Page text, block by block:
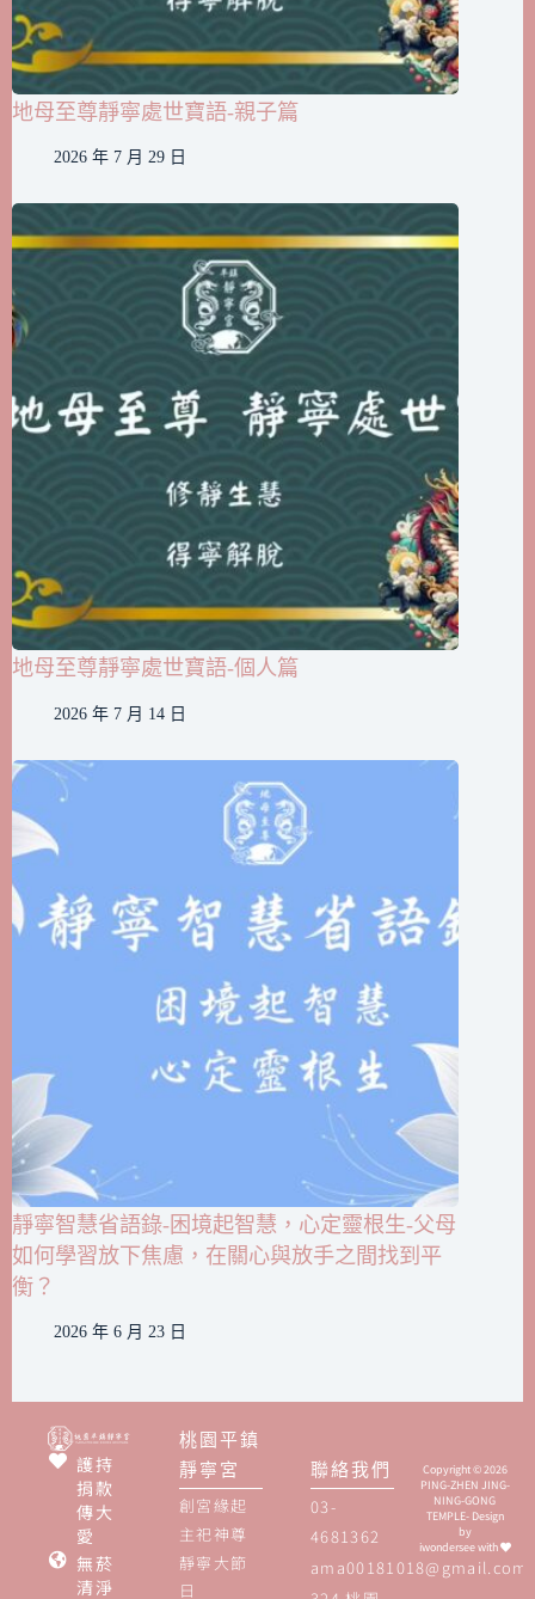
地母至尊靜寧處世寶語-親子篇
2026 年 7 月 29 日
地母至尊靜寧處世寶語-個人篇
2026 年 7 月 14 日
靜寧智慧省語錄-困境起智慧，心定靈根生-父母
如何學習放下焦慮，在關心與放手之間找到平
衡？
2026 年 6 月 23 日
護持
捐款
傳大
愛
無菸
清淨
桃園平鎮
靜寧宮
創宮緣起
主祀神尊
靜寧大節
日
聯絡我們
03-
4681362
ama00181018@gmail.com
Copyright © 2026
PING-ZHEN JING-
NING-GONG
TEMPLE- Design
by
iwonderseewith